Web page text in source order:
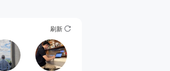
刷新